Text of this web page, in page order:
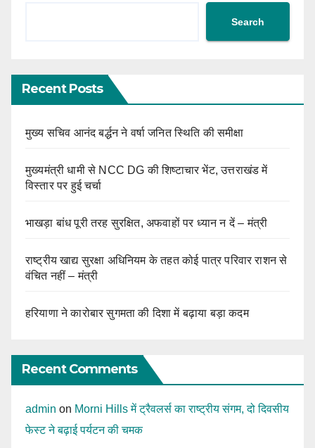
Search
Recent Posts
मुख्य सचिव आनंद बर्द्धन ने वर्षा जनित स्थिति की समीक्षा
मुख्यमंत्री धामी से NCC DG की शिष्टाचार भेंट, उत्तराखंड में
विस्तार पर हुई चर्चा
भाखड़ा बांध पूरी तरह सुरक्षित, अफवाहों पर ध्यान न दें – मंत्री
राष्ट्रीय खाद्य सुरक्षा अधिनियम के तहत कोई पात्र परिवार राशन से
वंचित नहीं – मंत्री
हरियाणा ने कारोबार सुगमता की दिशा में बढ़ाया बड़ा कदम
Recent Comments
admin on Morni Hills में ट्रैवलर्स का राष्ट्रीय संगम, दो दिवसीय
फेस्ट ने बढ़ाई पर्यटन की चमक